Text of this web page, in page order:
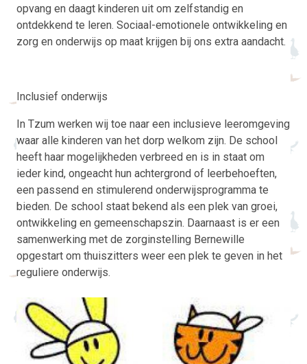
opvang en daagt kinderen uit om zelfstandig en
ontdekkend te leren. Sociaal-emotionele ontwikkeling en
zorg en onderwijs op maat krijgen bij ons extra aandacht.
Inclusief onderwijs
In Tzum werken wij toe naar een inclusieve leeromgeving
waar alle kinderen van het dorp welkom zijn. De school
heeft haar mogelijkheden verbreed en is in staat om
ieder kind, ongeacht hun achtergrond of leerbehoeften,
een passend en stimulerend onderwijsprogramma te
bieden. De school staat bekend als een plek van groei,
ontwikkeling en gemeenschapszin. Daarnaast is er een
samenwerking met de zorginstelling Bernewille
opgestart om thuiszitters weer een plek te geven in het
reguliere onderwijs.